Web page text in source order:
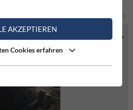
AKZEPTIEREN
Cookies erfahren